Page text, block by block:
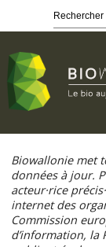
contenu
principal
Biowallonie met
données à jour.
acteur·rice
internet des
Commission
d’information, la